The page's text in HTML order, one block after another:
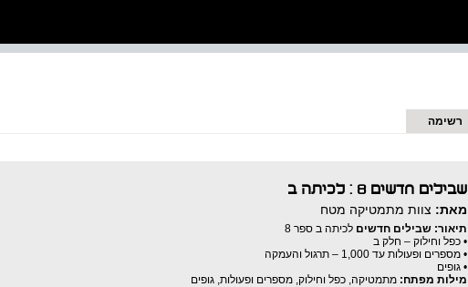
רשימה
שבילים חדשים 8 : לכיתה ב
מאת: צוות מתמטיקה מטח
תיאור: שבילים חדשים לכיתה ב ספר 8
• כפל וחילוק – חלק ב
• מספרים ופעולות עד 1,000 – תרגול והעמקה
• גופים
מילות מפתח: מתמטיקה, כפל וחילוק, מספרים ופעולות, גופים